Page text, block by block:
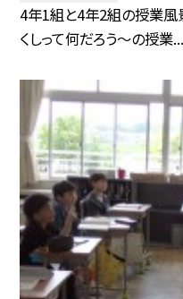
4年1組と4年2組の授業風
くしって何だろう～の授業...